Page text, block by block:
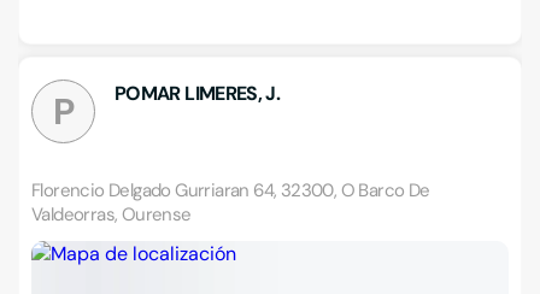
P POMAR LIMERES, J.
Florencio Delgado Gurriaran 64, 32300, O Barco De
Valdeorras, Ourense